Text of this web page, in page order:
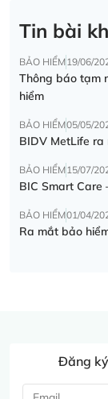
Tin bài
BẢO HIỂM19/06/
Thông báo tạm
hiểm
BẢO HIỂM05/05/
BIDV MetLife
BẢO HIỂM15/07/
BIC Smart Care
BẢO HIỂM01/04/
Ra mắt bảo
Đăng